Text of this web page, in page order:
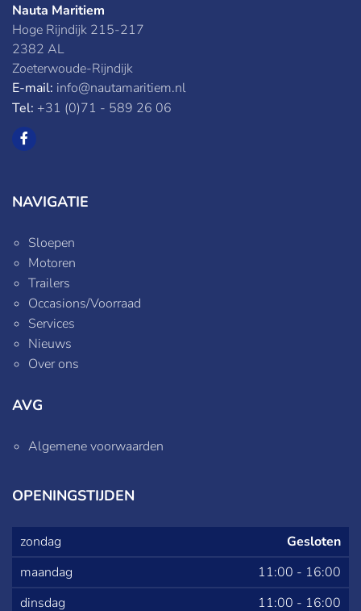
Nauta Maritiem
Hoge Rijndijk 215-217
2382 AL
Zoeterwoude-Rijndijk
E-mail: info@nautamaritiem.nl
Tel: +31 (0)71 - 589 26 06
NAVIGATIE
Sloepen
Motoren
Trailers
Occasions/Voorraad
Services
Nieuws
Over ons
AVG
Algemene voorwaarden
OPENINGSTIJDEN
zondag
Gesloten
maandag
11:00 - 16:00
dinsdag
11:00 - 16:00